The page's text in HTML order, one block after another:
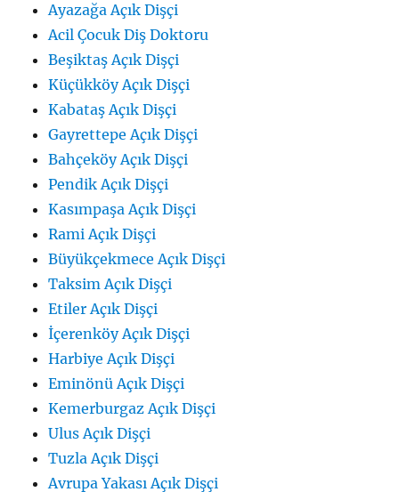
Ayazağa Açık Dişçi
Acil Çocuk Diş Doktoru
Beşiktaş Açık Dişçi
Küçükköy Açık Dişçi
Kabataş Açık Dişçi
Gayrettepe Açık Dişçi
Bahçeköy Açık Dişçi
Pendik Açık Dişçi
Kasımpaşa Açık Dişçi
Rami Açık Dişçi
Büyükçekmece Açık Dişçi
Taksim Açık Dişçi
Etiler Açık Dişçi
İçerenköy Açık Dişçi
Harbiye Açık Dişçi
Eminönü Açık Dişçi
Kemerburgaz Açık Dişçi
Ulus Açık Dişçi
Tuzla Açık Dişçi
Avrupa Yakası Açık Dişçi